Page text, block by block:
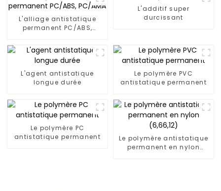
L'alliage antistatique
permanent PC/ABS,
L'additif super
durcissant
L'agent antistatique
longue durée
Le polymère PVC
antistatique permanent
Le polymère PC
antistatique permanent
Le polymère antistatique
permanent en nylon